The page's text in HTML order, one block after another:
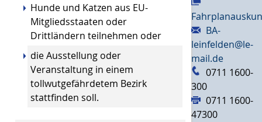
Hunde und Katzen aus EU-
Mitgliedsstaaten oder
Drittländern teilnehmen oder
die Ausstellung oder
Veranstaltung in einem
tollwutgefährdetem Bezirk
stattfinden soll.
BA-
leinfelden@le-
mail.de
0711 1600-
300
0711 1600-
47300